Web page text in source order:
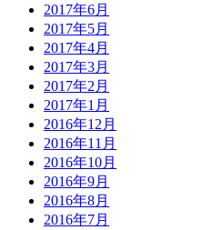
2017年6月
2017年5月
2017年4月
2017年3月
2017年2月
2017年1月
2016年12月
2016年11月
2016年10月
2016年9月
2016年8月
2016年7月